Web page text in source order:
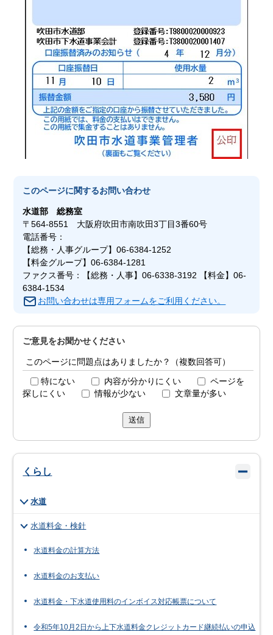
このページに関するお問い合わせ
水道部総務室
〒564-8551 大阪府吹田市南吹田3丁目3番60号
電話番号：
【総務・人事グループ】06-6384-1252
【料金グループ】06-6384-1281
ファクス番号：【総務・人事】06-6338-3192 【料金】06-
6384-1534
お問い合わせは専用フォームをご利用ください。
ご意見をお聞かせください
このページに問題点はありましたか？（複数回答可）
特にない 内容が分かりにくい
ページを
探しにくい
情報が少ない 文章量が多い
送信
くらし
水道
水道料金・検針
水道料金の計算方法
水道料金のお支払い
水道料金・下水道使用料のインボイス対応帳票について
令和5年10月2日から上下水道料金クレジットカード継続払いの申込